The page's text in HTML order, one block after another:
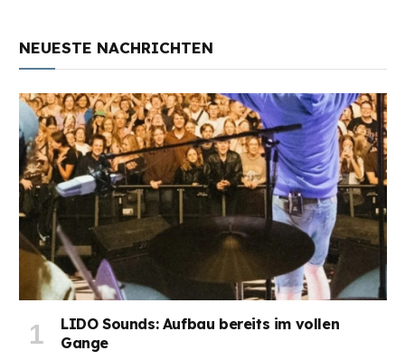
NEUESTE NACHRICHTEN
LIDO Sounds: Aufbau bereits im vollen
Gange